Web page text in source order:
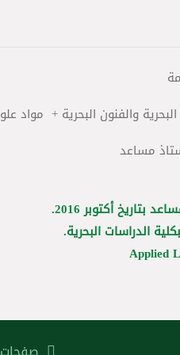
والفنون البحرية + مواد
مساعد
بتاريخ أكتوبر 2016.
الدراسات البحرية.